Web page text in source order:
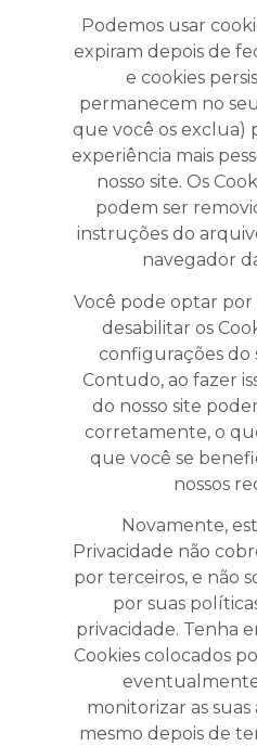
Podemos usar
expiram depois de
e cookies
permanecem no
que você os exclua)
experiência mais
nosso site. Os
podem ser
instruções do
navegador
Você pode optar
desabilitar os
configurações do
Contudo, ao fazer
do nosso site
corretamente, o
que você se
nossos
Novamente,
Privacidade não
por terceiros, e não
por suas
privacidade. Tenha
Cookies colocados
monitorizar as
mesmo depois de